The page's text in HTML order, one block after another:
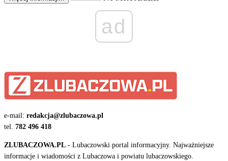
ad
e-mail: redakcja@zlubaczowa.pl
tel. 782 496 418
ZLUBACZOWA.PL - Lubaczowski portal informacyjny. Najważniejsze
informacje i wiadomości z Lubaczowa i powiatu lubaczowskiego.